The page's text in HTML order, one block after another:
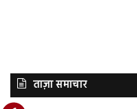
ताज़ा समाचार